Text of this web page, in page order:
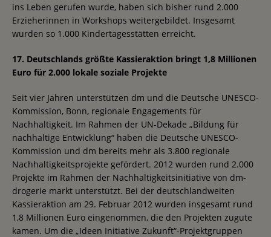
ins Leben gerufen wurde, haben sich bisher rund 2.000
Erzieherinnen in Workshops weitergebildet. Insgesamt
wurden so 1.000 Kindertagesstätten erreicht.
17. Deutschlands größte Kassieraktion bringt 1,8 Millionen
Euro für 2.000 lokale soziale Projekte
Seit vier Jahren unterstützen dm und die Deutsche UNESCO-
Kommission, Bonn, regionale Engagements für
Nachhaltigkeit. Im Rahmen der UN-Dekade „Bildung für
nachhaltige Entwicklung“ haben die Deutsche UNESCO-
Kommission und dm bereits mehr als 3.800 regionale
Nachhaltigkeitsprojekte gefördert. 2012 wurden rund 2.000
Projekte im Rahmen der Nachhaltigkeitsinitiative von dm-
drogerie markt unterstützt. Bei der deutschlandweiten
Kassieraktion am 29. Februar 2012 wurden insgesamt rund
1,8 Millionen Euro eingenommen, die den Projekten zugute
kamen. Um die „Ideen Initiative Zukunft“-Projektgruppen